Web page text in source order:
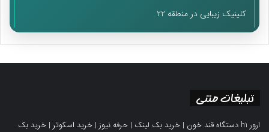
کلینیک زیبایی در منطقه 22
تبلیغات متنی
ارور h1 دستگاه قند خون | خرید بک لینک | حرفه نیوز | خرید اسکوتر | خرید بک